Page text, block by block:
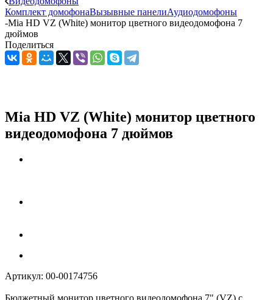
Комплект домофонаВызывные панелиАудиодомофоны
-Mia HD VZ (White) монитор цветного видеодомофона 7
дюймов
Поделиться
Mia HD VZ (White) монитор цветного
видеодомофона 7 дюймов
Артикул: 00-00174756
Бюджетный монитор цветного видеодомофона 7" (VZ) с